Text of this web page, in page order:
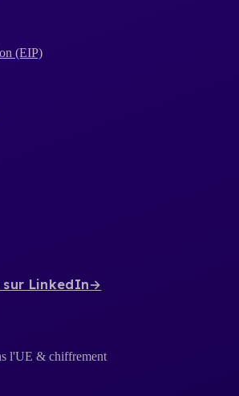
(EIP)
sur LinkedIn→
l'UE & chiffrement